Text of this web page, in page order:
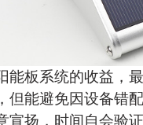
能板系统的收益，
但能避免因设备错
宣扬，时间自会验证